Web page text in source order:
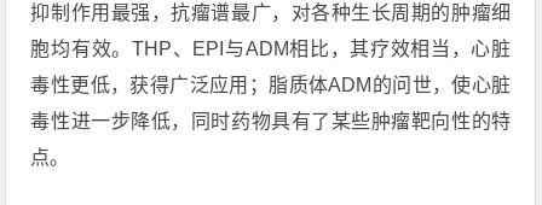
抑制作用最强，抗瘤谱最广，对各种生长周期的肿瘤细
胞均有效。THP、EPI与ADM相比，其疗效相当，心脏
毒性更低，获得广泛应用；脂质体ADM的问世，使心脏
毒性进一步降低，同时药物具有了某些肿瘤靶向性的特
点。